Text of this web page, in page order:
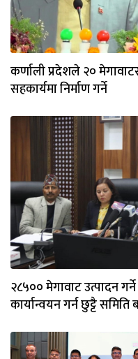
कर्णाली प्रदेशले २०
सहकार्यमा निर्माण गर्ने
२८५०० मेगावाट उत्पादन गर्ने
कार्यान्वयन गर्न छुट्टै